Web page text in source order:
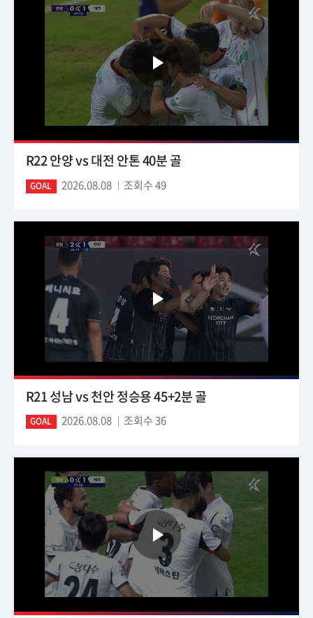
R22 안양 vs 대전 안톤 40분 골
GOAL 2026.08.08 조회수 49
R21 성남 vs 천안 정승용 45+2분 골
GOAL 2026.08.08 조회수 36